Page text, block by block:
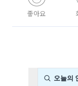
좋아요